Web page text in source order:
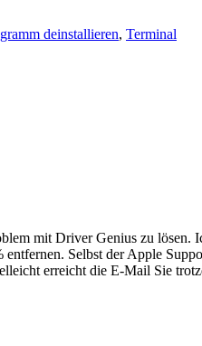
deinstallieren, Terminal
mit Driver Genius zu lösen.
Selbst der Apple
erreicht die E-Mail Sie